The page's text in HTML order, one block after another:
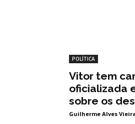
POLÍTICA
Vitor tem
oficializada
sobre os
Guilherme Alves